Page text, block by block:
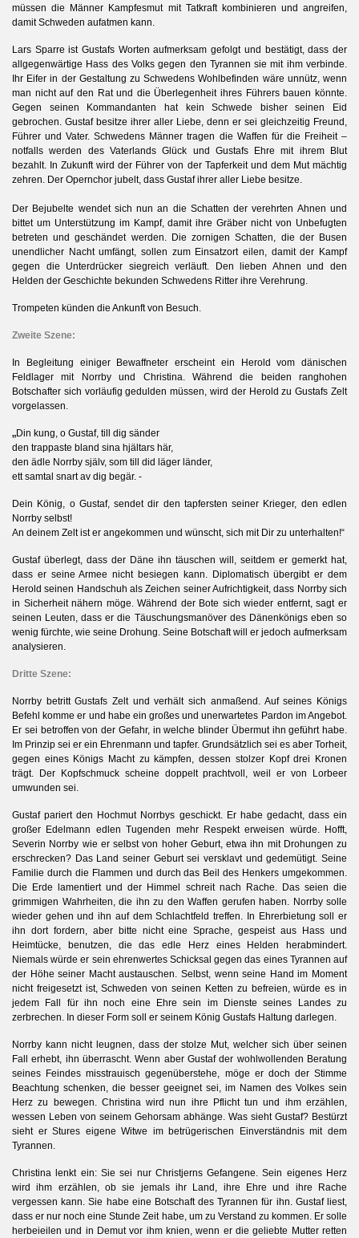
müssen die Männer Kampfesmut mit Tatkraft kombinieren und angreifen,
damit Schweden aufatmen kann.
Lars Sparre ist Gustafs Worten aufmerksam gefolgt und bestätigt, dass der
allgegenwärtige Hass des Volks gegen den Tyrannen sie mit ihm verbinde.
Ihr Eifer in der Gestaltung zu Schwedens Wohlbefinden wäre unnütz, wenn
man nicht auf den Rat und die Überlegenheit ihres Führers bauen könnte.
Gegen seinen Kommandanten hat kein Schwede bisher seinen Eid
gebrochen. Gustaf besitze ihrer aller Liebe, denn er sei gleichzeitig Freund,
Führer und Vater. Schwedens Männer tragen die Waffen für die Freiheit –
notfalls werden des Vaterlands Glück und Gustafs Ehre mit ihrem Blut
bezahlt. In Zukunft wird der Führer von der Tapferkeit und dem Mut mächtig
zehren. Der Opernchor jubelt, dass Gustaf ihrer aller Liebe besitze.
Der Bejubelte wendet sich nun an die Schatten der verehrten Ahnen und
bittet um Unterstützung im Kampf, damit ihre Gräber nicht von Unbefugten
betreten und geschändet werden. Die zornigen Schatten, die der Busen
unendlicher Nacht umfängt, sollen zum Einsatzort eilen, damit der Kampf
gegen die Unterdrücker siegreich verläuft. Den lieben Ahnen und den
Helden der Geschichte bekunden Schwedens Ritter ihre Verehrung.
Trompeten künden die Ankunft von Besuch.
Zweite Szene:
In Begleitung einiger Bewaffneter erscheint ein Herold vom dänischen
Feldlager mit Norrby und Christina. Während die beiden ranghohen
Botschafter sich vorläufig gedulden müssen, wird der Herold zu Gustafs Zelt
vorgelassen.
„Din kung, o Gustaf, till dig sänder
den trappaste bland sina hjältars här,
den ädle Norrby själv, som till did läger länder,
ett samtal snart av dig begär. -
Dein König, o Gustaf, sendet dir den tapfersten seiner Krieger, den edlen
Norrby selbst!
An deinem Zelt ist er angekommen und wünscht, sich mit Dir zu unterhalten!“
Gustaf überlegt, dass der Däne ihn täuschen will, seitdem er gemerkt hat,
dass er seine Armee nicht besiegen kann. Diplomatisch übergibt er dem
Herold seinen Handschuh als Zeichen seiner Aufrichtigkeit, dass Norrby sich
in Sicherheit nähern möge. Während der Bote sich wieder entfernt, sagt er
seinen Leuten, dass er die Täuschungsmanöver des Dänenkönigs eben so
wenig fürchte, wie seine Drohung. Seine Botschaft will er jedoch aufmerksam
analysieren.
Dritte Szene:
Norrby betritt Gustafs Zelt und verhält sich anmaßend. Auf seines Königs
Befehl komme er und habe ein großes und unerwartetes Pardon im Angebot.
Er sei betroffen von der Gefahr, in welche blinder Übermut ihn geführt habe.
Im Prinzip sei er ein Ehrenmann und tapfer. Grundsätzlich sei es aber Torheit,
gegen eines Königs Macht zu kämpfen, dessen stolzer Kopf drei Kronen
trägt. Der Kopfschmuck scheine doppelt prachtvoll, weil er von Lorbeer
umwunden sei.
Gustaf pariert den Hochmut Norrbys geschickt. Er habe gedacht, dass ein
großer Edelmann edlen Tugenden mehr Respekt erweisen würde. Hofft,
Severin Norrby wie er selbst von hoher Geburt, etwa ihn mit Drohungen zu
erschrecken? Das Land seiner Geburt sei versklavt und gedemütigt. Seine
Familie durch die Flammen und durch das Beil des Henkers umgekommen.
Die Erde lamentiert und der Himmel schreit nach Rache. Das seien die
grimmigen Wahrheiten, die ihn zu den Waffen gerufen haben. Norrby solle
wieder gehen und ihn auf dem Schlachtfeld treffen. In Ehrerbietung soll er
ihn dort fordern, aber bitte nicht eine Sprache, gespeist aus Hass und
Heimtücke, benutzen, die das edle Herz eines Helden herabmindert.
Niemals würde er sein ehrenwertes Schicksal gegen das eines Tyrannen auf
der Höhe seiner Macht austauschen. Selbst, wenn seine Hand im Moment
nicht freigesetzt ist, Schweden von seinen Ketten zu befreien, würde es in
jedem Fall für ihn noch eine Ehre sein im Dienste seines Landes zu
zerbrechen. In dieser Form soll er seinem König Gustafs Haltung darlegen.
Norrby kann nicht leugnen, dass der stolze Mut, welcher sich über seinen
Fall erhebt, ihn überrascht. Wenn aber Gustaf der wohlwollenden Beratung
seines Feindes misstrauisch gegenüberstehe, möge er doch der Stimme
Beachtung schenken, die besser geeignet sei, im Namen des Volkes sein
Herz zu bewegen. Christina wird nun ihre Pflicht tun und ihm erzählen,
wessen Leben von seinem Gehorsam abhänge. Was sieht Gustaf? Bestürzt
sieht er Stures eigene Witwe im betrügerischen Einverständnis mit dem
Tyrannen.
Christina lenkt ein: Sie sei nur Christjerns Gefangene. Sein eigenes Herz
wird ihm erzählen, ob sie jemals ihr Land, ihre Ehre und ihre Rache
vergessen kann. Sie habe eine Botschaft des Tyrannen für ihn. Gustaf liest,
dass er nur noch eine Stunde Zeit habe, um zu Verstand zu kommen. Er solle
herbeieilen und in Demut vor ihm knien, wenn er die geliebte Mutter retten